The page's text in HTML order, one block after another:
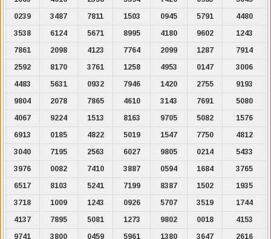
0239
3487 7811 1503 0945 5791
4480
3538
6124 5671 8995 4180 9602
1243
7861
2098 4123 7764 2099 1287
7914
2592
8170 3761 1258 4953 0147
3006
4483
5631 0932 7946 1420 2755
9193
9804
2078 7865 4610 3143 7691
5080
4067
9224 1513 8163 9705 5082
1576
6913
0185 4822 5019 1547 7750
4812
3040
7195 2563 6027 9805 0214
5433
3976
0082 7410 3887 0594 1684
3765
6517
8103 5241 7199 8387 1502
1935
3718
1009 1243 0926 5707 3519
1744
4137
7895 5081 1273 9802 0018
4153
9741
3800 0459 5961 1380 3647
2616